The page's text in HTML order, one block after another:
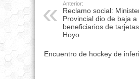
Anterior:
Reclamo social:
Provincial dio de baja a
beneficiarios de
Hoyo
Encuentro de hockey de